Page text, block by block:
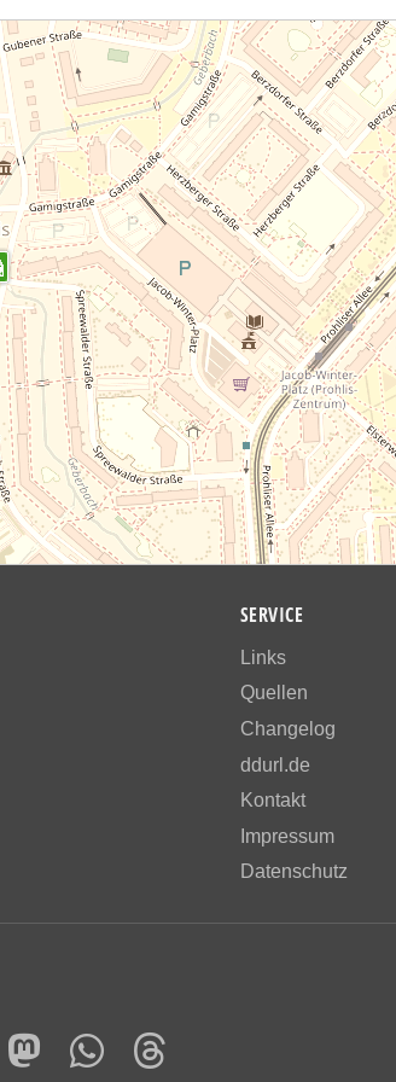
SERVICE
Links
Quellen
Changelog
ddurl.de
Kontakt
Impressum
Datenschutz